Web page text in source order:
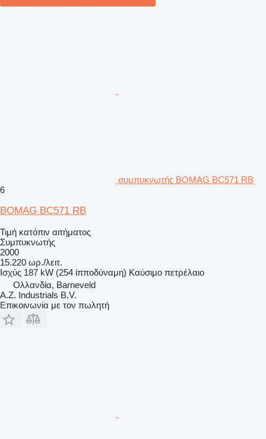
συμπυκνωτής BOMAG BC571 RB
6
BOMAG BC571 RB
Τιμή κατόπιν αιτήματος
Συμπυκνωτής
2000
15.220 ωρ./λειτ.
Ισχύς 187 kW (254 ίπποδύναμη) Καύσιμο πετρέλαιο
Ολλανδία, Barneveld
A.Z. Industrials B.V.
Επικοινωνία με τον πωλητή